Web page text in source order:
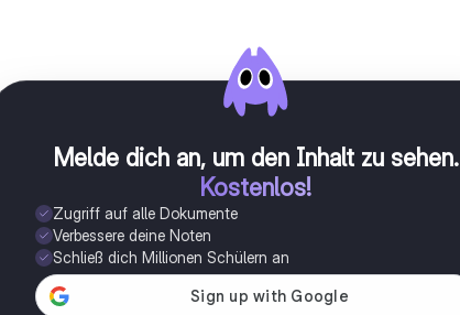
Melde dich an, um den Inhalt zu sehen.
Kostenlos!
Zugriff auf alle Dokumente
Verbessere deine Noten
Schließ dich Millionen Schülern an